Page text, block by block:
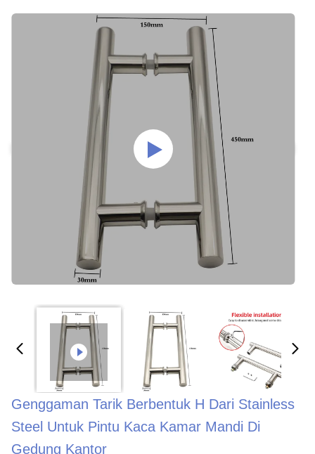
Genggaman Tarik Berbentuk H Dari Stainless
Steel Untuk Pintu Kaca Kamar Mandi Di
Gedung Kantor